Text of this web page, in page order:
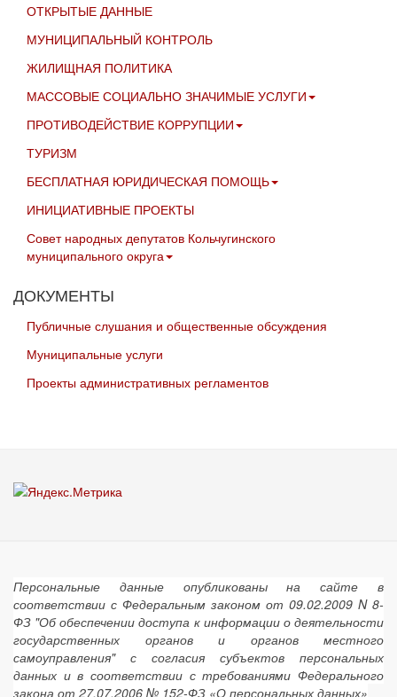
ОТКРЫТЫЕ ДАННЫЕ
МУНИЦИПАЛЬНЫЙ КОНТРОЛЬ
ЖИЛИЩНАЯ ПОЛИТИКА
МАССОВЫЕ СОЦИАЛЬНО ЗНАЧИМЫЕ УСЛУГИ
ПРОТИВОДЕЙСТВИЕ КОРРУПЦИИ
ТУРИЗМ
БЕСПЛАТНАЯ ЮРИДИЧЕСКАЯ ПОМОЩЬ
ИНИЦИАТИВНЫЕ ПРОЕКТЫ
Совет народных депутатов Кольчугинского
муниципального округа
ДОКУМЕНТЫ
Публичные слушания и общественные обсуждения
Муниципальные услуги
Проекты административных регламентов
Персональные данные опубликованы на сайте в
соответствии с Федеральным законом от 09.02.2009 N 8-
ФЗ "Об обеспечении доступа к информации о деятельности
государственных органов и органов местного
самоуправления" с согласия субъектов персональных
данных и в соответствии с требованиями Федерального
закона от 27.07.2006 № 152-ФЗ «О персональных данных»